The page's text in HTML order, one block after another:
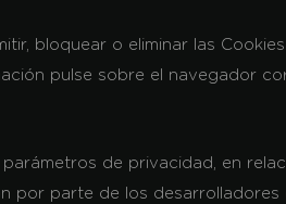
bloquear o eliminar las
pulse sobre el navegador
de privacidad, en
por parte de los